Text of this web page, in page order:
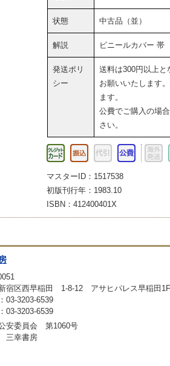
状態 中古品（並）
解説 ビニールカバー 帯
発送ポリ
シー
送料は300円以上
お願いいたします
ます。
公費でご購入の場
さい。
マスターID：1517538
初版刊行年：1983.10
ISBN：412400401X
宿区西早稲田 1-8-12 アサヒパレス早稲田1F
03-3203-6539
03-3203-6539
安委員会 第1060号
三幸書房